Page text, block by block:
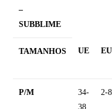
–
SUBBLIME
TAMANHOS UE
P/M
34-
38
2-8